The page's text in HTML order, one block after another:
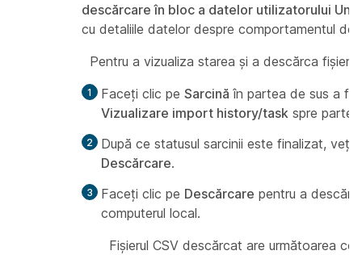
descărcare în bloc a datelor utilizatorului
cu detaliile datelor despre comportamentul de
Pentru a vizualiza starea și a descărca fișierul
Faceți clic pe Sarcină în partea de sus a
Vizualizare import history/task spre
După ce statusul sarcinii este finalizat, veți
Descărcare.
Faceți clic pe Descărcare pentru a
computerul local.
Fișierul CSV descărcat are următoarea